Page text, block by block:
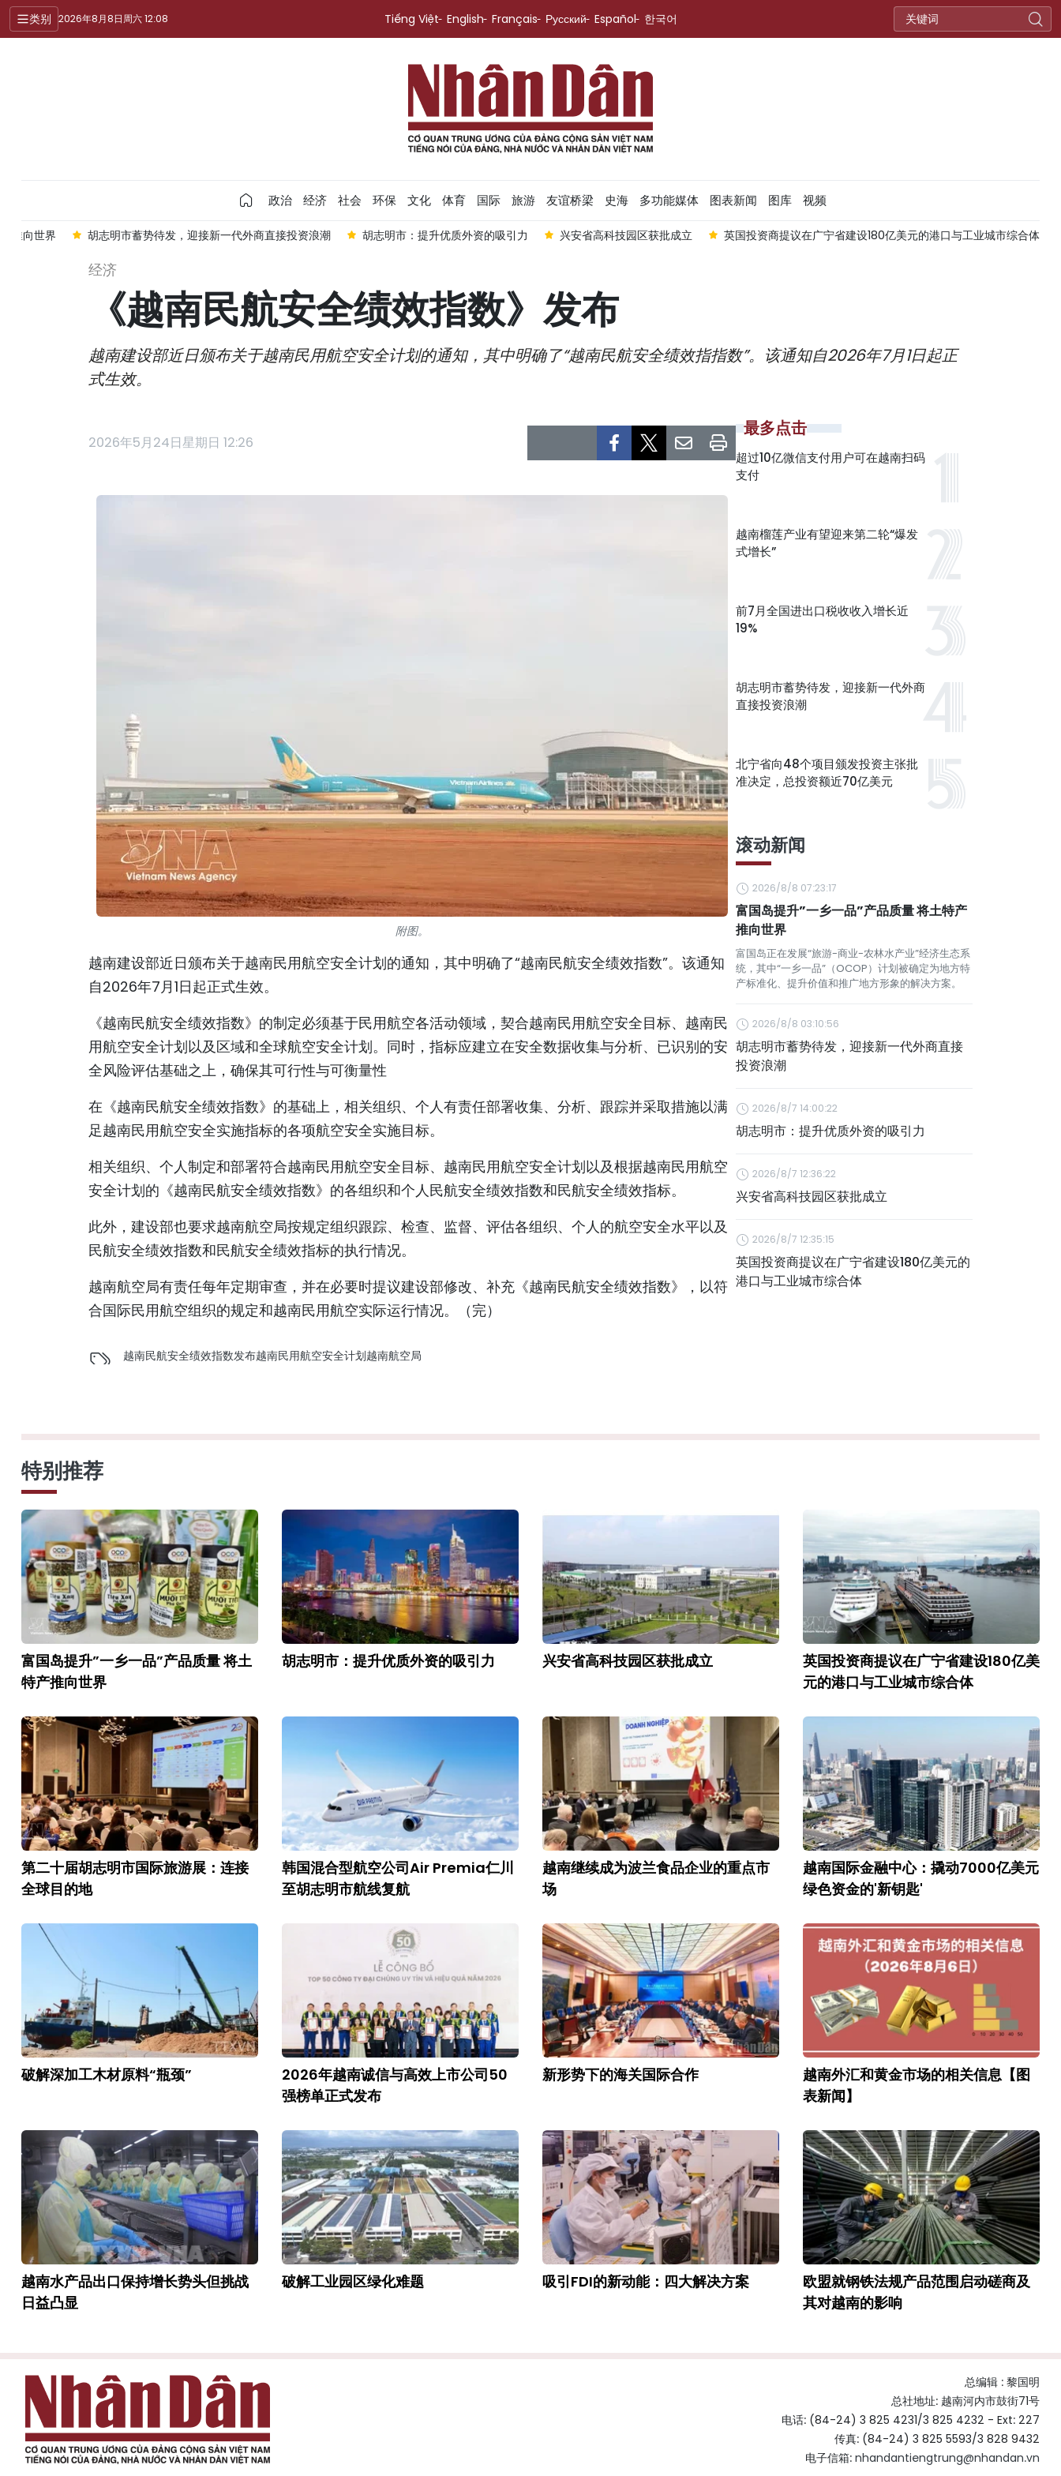
类别 2026年8月8日周六 12:08 Tiếng Việt English Français Русский Español 한국어
政治 经济 社会 环保 文化 体育 国际 旅游 友谊桥梁 史海 多功能媒体 图表新闻 图库 视频
推向世界 胡志明市蓄势待发，迎接新一代外商直接投资浪潮 胡志明市：提升优质外资的吸引力 兴安省高科技园区获批成立 英国投资商提议在广宁省建设180亿美元的港口与工业城市综合体
经济
《越南民航安全绩效指数》发布
越南建设部近日颁布关于越南民用航空安全计划的通知，其中明确了“越南民航安全绩效指指数”。该通知自2026年7月1日起正
式生效。
2026年5月24日星期日 12:26
附图。
越南建设部近日颁布关于越南民用航空安全计划的通知，其中明确了“越南民航安全绩效指数”。该通知
自2026年7月1日起正式生效。
《越南民航安全绩效指数》的制定必须基于民用航空各活动领域，契合越南民用航空安全目标、越南民
用航空安全计划以及区域和全球航空安全计划。同时，指标应建立在安全数据收集与分析、已识别的安
全风险评估基础之上，确保其可行性与可衡量性
在《越南民航安全绩效指数》的基础上，相关组织、个人有责任部署收集、分析、跟踪并采取措施以满
足越南民用航空安全实施指标的各项航空安全实施目标。
相关组织、个人制定和部署符合越南民用航空安全目标、越南民用航空安全计划以及根据越南民用航空
安全计划的《越南民航安全绩效指数》的各组织和个人民航安全绩效指数和民航安全绩效指标。
此外，建设部也要求越南航空局按规定组织跟踪、检查、监督、评估各组织、个人的航空安全水平以及
民航安全绩效指数和民航安全绩效指标的执行情况。
越南航空局有责任每年定期审查，并在必要时提议建设部修改、补充《越南民航安全绩效指数》，以符
合国际民用航空组织的规定和越南民用航空实际运行情况。（完）
越南民航安全绩效指数发布越南民用航空安全计划越南航空局
最多点击
超过10亿微信支付用户可在越南扫码
支付
越南榴莲产业有望迎来第二轮“爆发
式增长”
前7月全国进出口税收收入增长近
19%
胡志明市蓄势待发，迎接新一代外商
直接投资浪潮
北宁省向48个项目颁发投资主张批
准决定，总投资额近70亿美元
滚动新闻
2026/8/8 07:23:17
富国岛提升”一乡一品”产品质量 将土特产
推向世界
富国岛正在发展“旅游-商业-农林水产业”经济生态系
统，其中“一乡一品”（OCOP）计划被确定为地方特
产标准化、提升价值和推广地方形象的解决方案。
2026/8/8 03:10:56
胡志明市蓄势待发，迎接新一代外商直接
投资浪潮
2026/8/7 14:00:22
胡志明市：提升优质外资的吸引力
2026/8/7 12:36:22
兴安省高科技园区获批成立
2026/8/7 12:35:15
英国投资商提议在广宁省建设180亿美元的
港口与工业城市综合体
特别推荐
富国岛提升”一乡一品”产品质量 将土
特产推向世界
胡志明市：提升优质外资的吸引力 兴安省高科技园区获批成立
英国投资商提议在广宁省建设180亿美
元的港口与工业城市综合体
第二十届胡志明市国际旅游展：连接
全球目的地
韩国混合型航空公司Air Premia仁川
至胡志明市航线复航
越南继续成为波兰食品企业的重点市
场
越南国际金融中心：撬动7000亿美元
绿色资金的'新钥匙'
破解深加工木材原料“瓶颈”
2026年越南诚信与高效上市公司50
强榜单正式发布
新形势下的海关国际合作
越南外汇和黄金市场的相关信息【图
表新闻】
越南水产品出口保持增长势头但挑战
日益凸显
破解工业园区绿化难题 吸引FDI的新动能：四大解决方案
欧盟就钢铁法规产品范围启动磋商及
其对越南的影响
总编辑 : 黎国明
总社地址: 越南河内市鼓街71号
电话: (84-24) 3 825 4231/3 825 4232 - Ext: 227
传真: (84-24) 3 825 5593/3 828 9432
电子信箱: nhandantiengtrung@nhandan.vn